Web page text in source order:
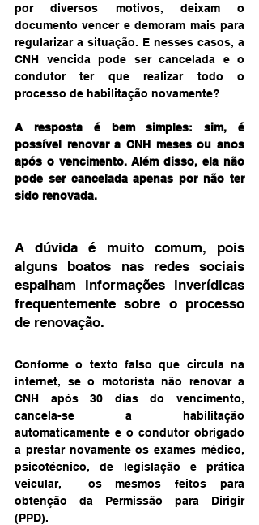
por diversos motivos, deixam o
documento vencer e demoram mais para
regularizar a situação. E nesses casos, a
CNH vencida pode ser cancelada e o
condutor ter que realizar todo o
processo de habilitação novamente?
A resposta é bem simples: sim, é
possível renovar a CNH meses ou anos
após o vencimento. Além disso, ela não
pode ser cancelada apenas por não ter
sido renovada.
A dúvida é muito comum, pois
alguns boatos nas redes sociais
espalham informações inverídicas
frequentemente sobre o processo
de renovação.
Conforme o texto falso que circula na
internet, se o motorista não renovar a
CNH após 30 dias do vencimento,
cancela-se a habilitação
automaticamente e o condutor obrigado
a prestar novamente os exames médico,
psicotécnico, de legislação e prática
veicular,  os mesmos feitos para
obtenção da Permissão para Dirigir
(PPD).